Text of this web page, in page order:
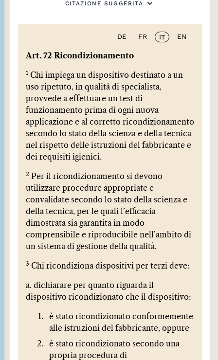
CITAZIONE SUGGERITA
DE FR IT EN
Art. 72 Ricondizionamento
1 Chi impiega un dispositivo destinato a un
uso ripetuto, in qualità di specialista,
provvede a effettuare un test di
funzionamento prima di ogni nuova
applicazione e al corretto ricondizionamento
secondo lo stato della scienza e della tecnica
nel rispetto delle istruzioni del fabbricante e
dei requisiti igienici.
2 Per il ricondizionamento si devono
utilizzare procedure appropriate e
convalidate secondo lo stato della scienza e
della tecnica, per le quali l’efficacia
dimostrata sia garantita in modo
comprensibile e riproducibile nell’ambito di
un sistema di gestione della qualità.
3 Chi ricondiziona dispositivi per terzi deve:
a. dichiarare per quanto riguarda il
dispositivo ricondizionato che il dispositivo:
è stato ricondizionato conformemente
alle istruzioni del fabbricante, oppure
è stato ricondizionato secondo una
propria procedura di